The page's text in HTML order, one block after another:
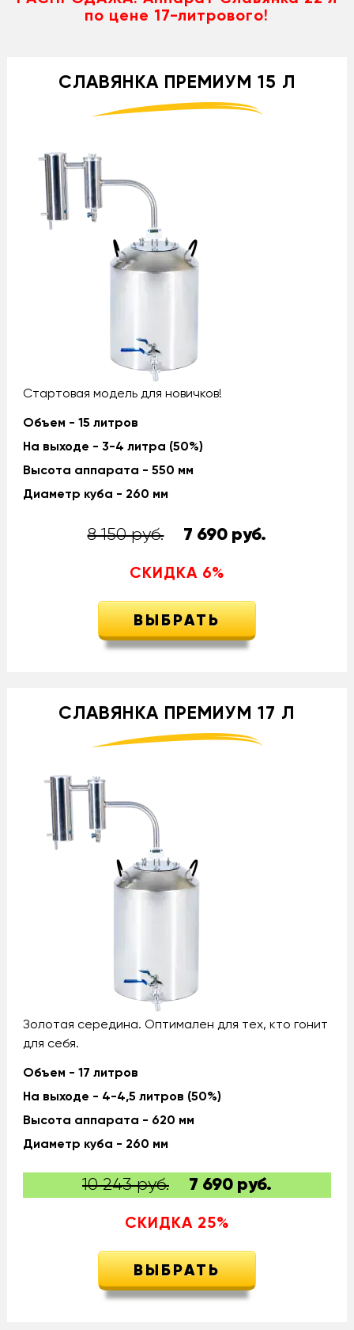
по цене 17-литрового!
СЛАВЯНКА ПРЕМИУМ 15 Л
Стартовая модель для новичков!
Объем - 15 литров
На выходе - 3-4 литра (50%)
Высота аппарата - 550 мм
Диаметр куба - 260 мм
8 150 руб. 7 690 руб.
СКИДКА 6%
ВЫБРАТЬ
СЛАВЯНКА ПРЕМИУМ 17 Л
Золотая середина. Оптимален для тех, кто гонит
для себя.
Объем - 17 литров
На выходе - 4-4,5 литров (50%)
Высота аппарата - 620 мм
Диаметр куба - 260 мм
10 243 руб. 7 690руб.
СКИДКА 25%
ВЫБРАТЬ